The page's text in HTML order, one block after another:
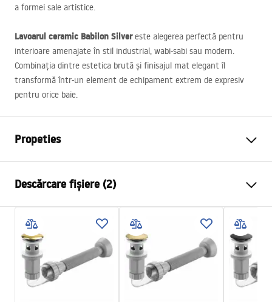
a formei sale artistice.
Lavoarul ceramic Babilon Silvereste alegerea perfectă pentru
interioare amenajate în stil industrial, wabi-sabi sau modern.
Combinația dintre estetica brută și finisajul mat elegant îl
transformă într-un element de echipament extrem de expresiv
pentru orice baie.
Propeties
Material
Culoare
Gri
Finisaj
Mat
Lungime
420
Latime
420mm
Inalime
130
Descărcare fișiere (2)
Instrucțiuni de asamblare
Condiții de garanție